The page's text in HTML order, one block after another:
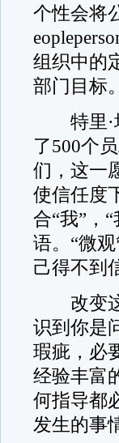
个性会将
组织中的
部门目标。
特里·培
了500个
们，这一
使信任度
合“我”，
语。“微
己得不到
改变这
识到你是
瑕疵，必
经验丰富
何指导都
发生的事